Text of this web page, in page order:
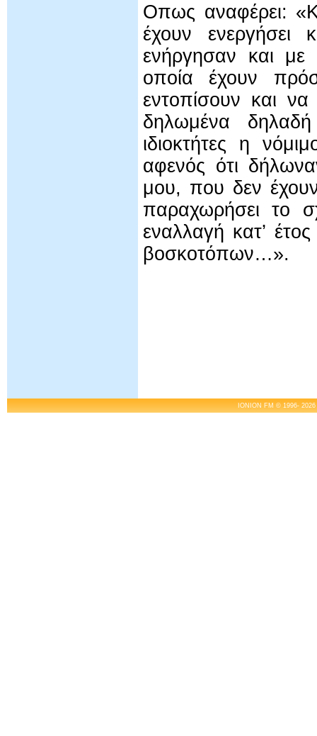
Οπως αναφέρει:
έχουν ενεργήσει
ενήργησαν και
οποία έχουν
εντοπίσουν και
δηλωμένα
ιδιοκτήτες η
αφενός ότι
μου, που δεν
παραχωρήσει το
εναλλαγή κατ’
βοσκοτόπων…».
IONION FM © 1996-